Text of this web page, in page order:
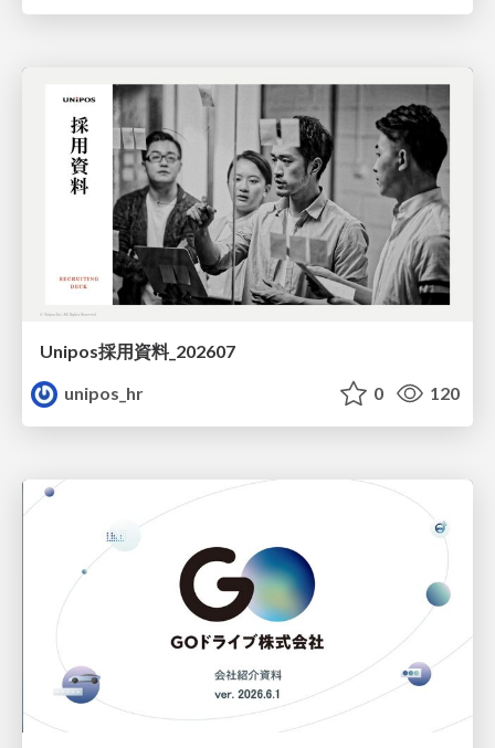
Unipos採用資料_202607
unipos_hr
0 120